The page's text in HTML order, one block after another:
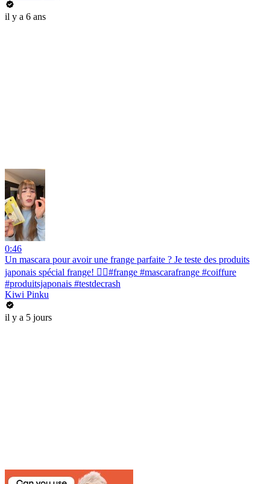
il y a 6 ans
0:46
Un mascara pour avoir une frange parfaite ? Je teste des produits
japonais spécial frange! 💇‍♀️#frange #mascarafrange #coiffure
#produitsjaponais #testdecrash
Kiwi Pinku
il y a 5 jours